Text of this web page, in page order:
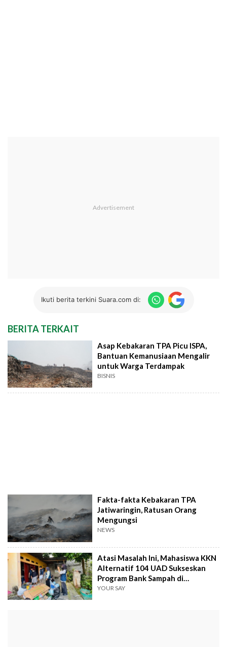
Ikuti berita terkini Suara.com di:
BERITA TERKAIT
Asap Kebakaran TPA Picu ISPA,
Bantuan Kemanusiaan Mengalir
untuk Warga Terdampak
BISNIS
Fakta-fakta Kebakaran TPA
Jatiwaringin, Ratusan Orang
Mengungsi
NEWS
Atasi Masalah Ini, Mahasiswa KKN
Alternatif 104 UAD Sukseskan
Program Bank Sampah di
Sorosutan
YOUR SAY